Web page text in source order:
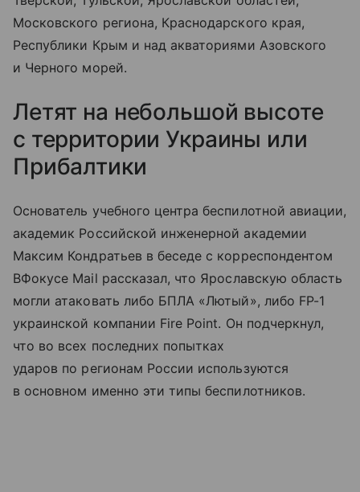
Московского региона, Краснодарского края,
Республики Крым и над акваториями Азовского
и Черного морей.
Летят на небольшой высоте
с территории Украины или
Прибалтики
Основатель учебного центра беспилотной авиации,
академик Российской инженерной академии
Максим Кондратьев в беседе с корреспондентом
ВФокусе Mail рассказал, что Ярославскую область
могли атаковать либо БПЛА «Лютый», либо FP-1
украинской компании Fire Point. Он подчеркнул,
что во всех последних попытках
ударов по регионам России используются
в основном именно эти типы беспилотников.